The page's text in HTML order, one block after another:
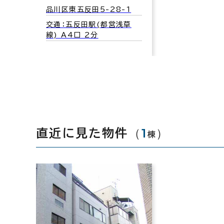
品川区東五反田5-28-1
交通：五反田駅(都営浅草
線) A4口 2分
直近に見た物件 （1 棟 ）